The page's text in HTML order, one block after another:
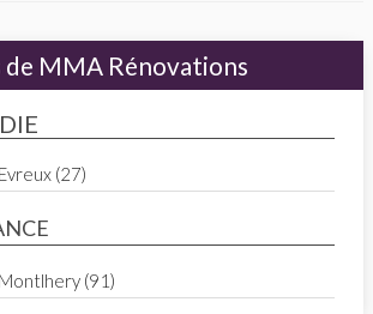
de MMA Rénovations
(27)
(91)